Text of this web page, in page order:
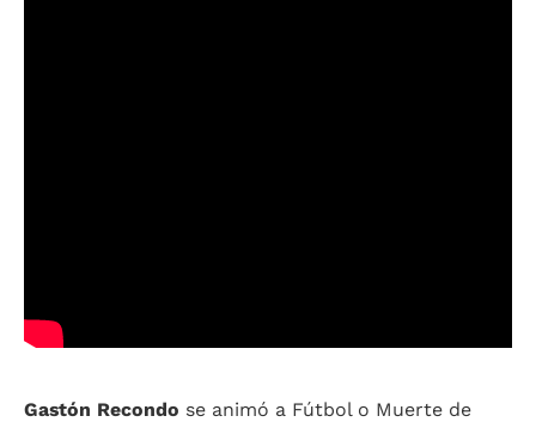
Gastón Recondo se animó a Fútbol o Muerte de